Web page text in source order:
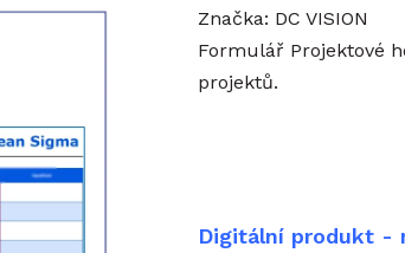
Značka: DC VISION
Formulář Projektové
projektů.
Digitální produkt -